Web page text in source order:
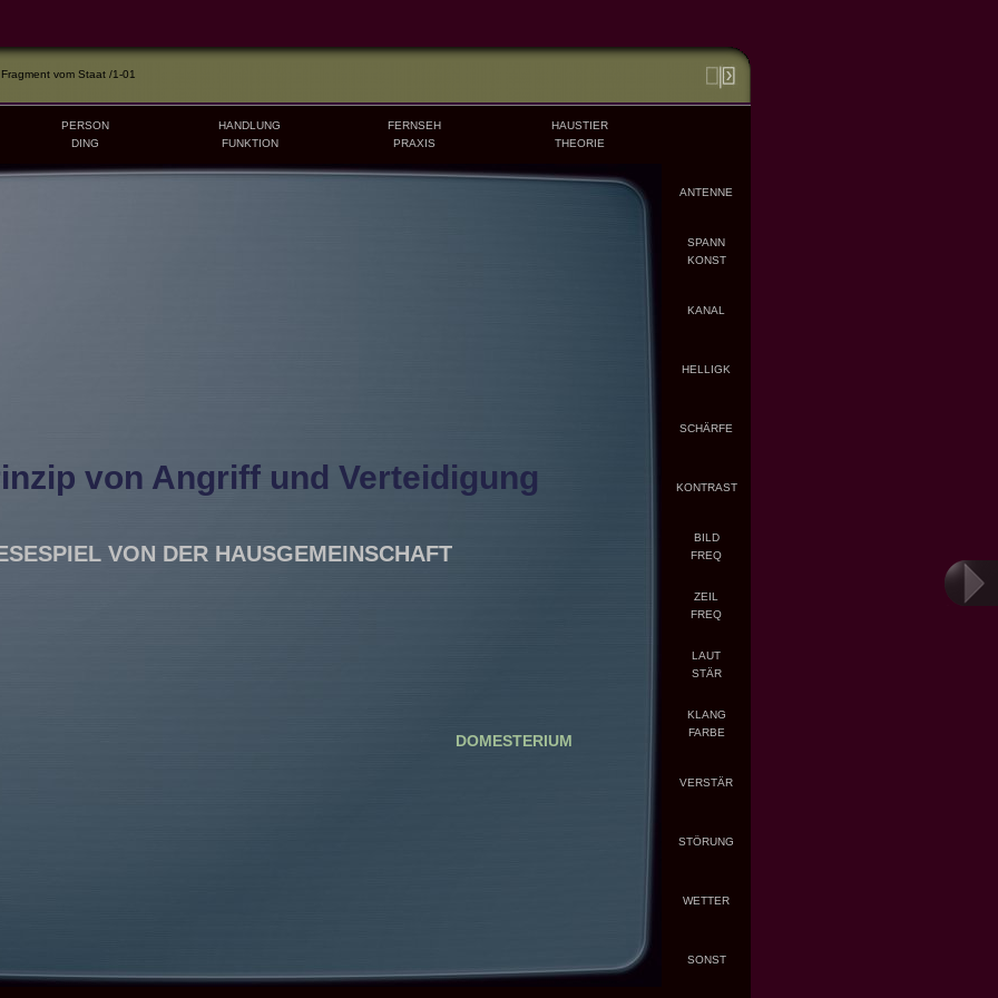
vom Staat /1-01
PERSON
DING
HANDLUNG
FUNKTION
FERNSEH
PRAXIS
HAUSTIER
THEORIE
von Angriff und Verteidigung
VON DER HAUSGEMEINSCHAFT
DOMESTERIUM
ANTENNE
SPANN
KONST
KANAL
HELLIGK
SCHÄRFE
KONTRAST
BILD
FREQ
ZEIL
FREQ
LAUT
STÄR
KLANG
FARBE
VERSTÄR
STÖRUNG
WETTER
SONST